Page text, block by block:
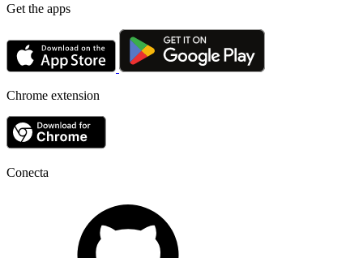
Get the apps
Chrome extension
Conecta